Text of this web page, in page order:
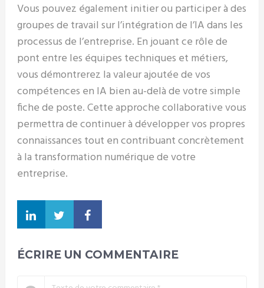
Vous pouvez également initier ou participer à des
groupes de travail sur l’intégration de l’IA dans les
processus de l’entreprise. En jouant ce rôle de
pont entre les équipes techniques et métiers,
vous démontrerez la valeur ajoutée de vos
compétences en IA bien au-delà de votre simple
fiche de poste. Cette approche collaborative vous
permettra de continuer à développer vos propres
connaissances tout en contribuant concrètement
à la transformation numérique de votre
entreprise.
ÉCRIRE UN COMMENTAIRE